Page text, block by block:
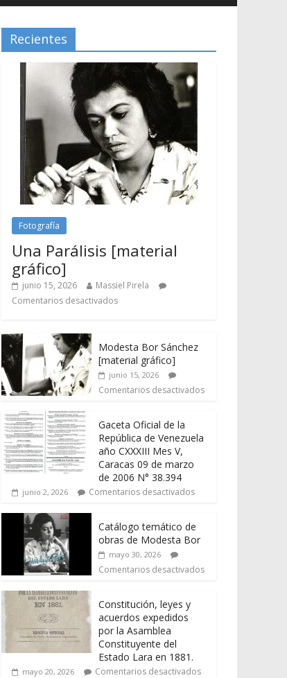
Recientes
Fotografía
Una Parálisis [material
gráfico]
junio 15, 2026
Massiel Pirela
Comentarios desactivados
Modesta Bor Sánchez
[material gráfico]
junio 15, 2026
Comentarios desactivados
Gaceta Oficial de la
República de Venezuela
año CXXXIII Mes V,
Caracas 09 de marzo
de 2006 N° 38.394
junio 2, 2026 Comentarios desactivados
Catálogo temático de
obras de Modesta Bor
mayo 30, 2026
Comentarios desactivados
Constitución, leyes y
acuerdos expedidos
por la Asamblea
Constituyente del
Estado Lara en 1881.
mayo 20, 2026 Comentarios desactivados